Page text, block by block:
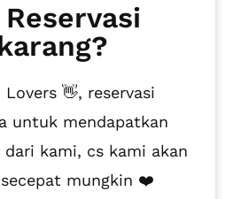
👋, reservasi
untuk mendapatkan
kami, cs kami akan
mungkin ❤️